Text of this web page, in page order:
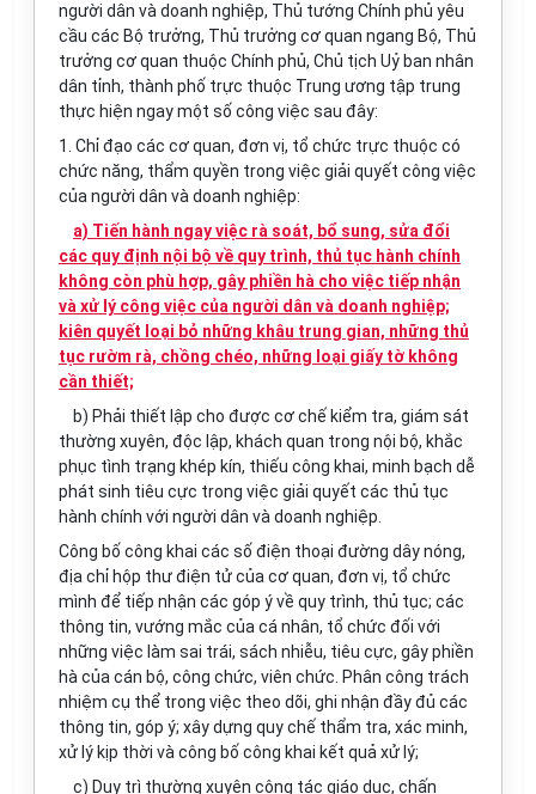
người dân và doanh nghiệp, Thủ tướng Chính phủ yêu
cầu các Bộ trưởng, Thủ trưởng cơ quan ngang Bộ, Thủ
trưởng cơ quan thuộc Chính phủ, Chủ tịch Uỷ ban nhân
dân tỉnh, thành phố trực thuộc Trung ương tập trung
thực hiện ngay một số công việc sau đây:
1. Chỉ đạo các cơ quan, đơn vị, tổ chức trực thuộc có
chức năng, thẩm quyền trong việc giải quyết công việc
của người dân và doanh nghiệp:
a) Tiến hành ngay việc rà soát, bổ sung, sửa đổi
các quy định nội bộ về quy trình, thủ tục hành chính
không còn phù hợp, gây phiền hà cho việc tiếp nhận
và xử lý công việc của người dân và doanh nghiệp;
kiên quyết loại bỏ những khâu trung gian, những thủ
tục rườm rà, chồng chéo, những loại giấy tờ không
cần thiết;
b) Phải thiết lập cho được cơ chế kiểm tra, giám sát
thường xuyên, độc lập, khách quan trong nội bộ, khắc
phục tình trạng khép kín, thiếu công khai, minh bạch dễ
phát sinh tiêu cực trong việc giải quyết các thủ tục
hành chính với người dân và doanh nghiệp.
Công bố công khai các số điện thoại đường dây nóng,
địa chỉ hộp thư điện tử của cơ quan, đơn vị, tổ chức
mình để tiếp nhận các góp ý về quy trình, thủ tục; các
thông tin, vướng mắc của cá nhân, tổ chức đối với
những việc làm sai trái, sách nhiễu, tiêu cực, gây phiền
hà của cán bộ, công chức, viên chức. Phân công trách
nhiệm cụ thể trong việc theo dõi, ghi nhận đầy đủ các
thông tin, góp ý; xây dựng quy chế thẩm tra, xác minh,
xử lý kịp thời và công bố công khai kết quả xử lý;
c) Duy trì thường xuyên công tác giáo dục, chấn